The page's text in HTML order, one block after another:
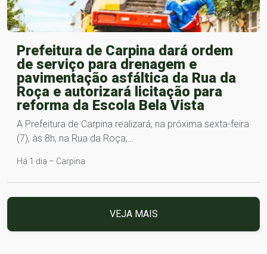
Prefeitura de Carpina dará ordem
de serviço para drenagem e
pavimentação asfáltica da Rua da
Roça e autorizará licitação para
reforma da Escola Bela Vista
A Prefeitura de Carpina realizará, na próxima sexta-feira
(7), às 8h, na Rua da Roça,…
Há 1 dia – Carpina
VEJA MAIS